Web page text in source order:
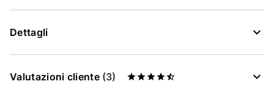
Dettagli
Valutazioni cliente (3)